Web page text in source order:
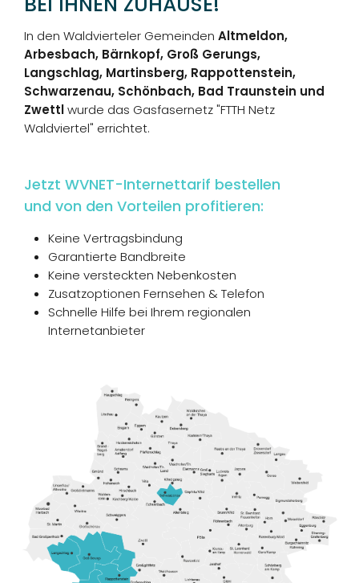
In den Waldvierteler Gemeinden Altmeldon,
Arbesbach, Bärnkopf, Groß Gerungs,
Langschlag, Martinsberg, Rappottenstein,
Schwarzenau, Schönbach, Bad Traunstein und
Zwettlwurde das Gasfasernetz "FTTH Netz
Waldviertel" errichtet.
Jetzt WVNET-Internettarif bestellen
und von den Vorteilen profitieren:
Keine Vertragsbindung
Garantierte Bandbreite
Keine versteckten Nebenkosten
Zusatzoptionen Fernsehen & Telefon
Schnelle Hilfe bei Ihrem regionalen
Internetanbieter